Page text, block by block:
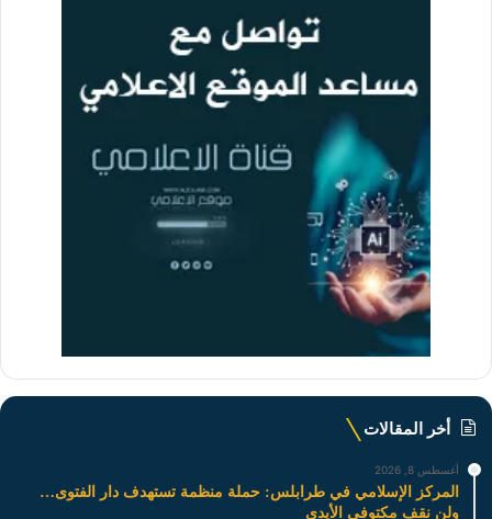
أخر المقالات
أغسطس 8, 2026
المركز الإسلامي في طرابلس: حملة منظمة تستهدف دار الفتوى…
ولن نقف مكتوفي الأيدي